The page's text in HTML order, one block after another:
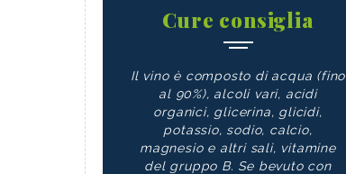
Cure consiglia
Il vino è composto di acqua (fino
al 90%), alcoli vari, acidi
organici, glicerina, glicidi,
potassio, sodio, calcio,
magnesio e altri sali, vitamine
del gruppo B. Se bevuto con